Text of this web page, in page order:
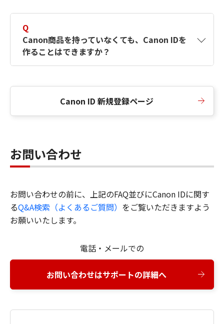
Q
Canon商品を持っていなくても、Canon IDを
作ることはできますか？
Canon ID 新規登録ページ
お問い合わせ
お問い合わせの前に、上記のFAQ並びにCanon IDに関す
るQ&A検索（よくあるご質問） をご覧いただきますよう
お願いいたします。
電話・メールでの
お問い合わせはサポートの詳細へ